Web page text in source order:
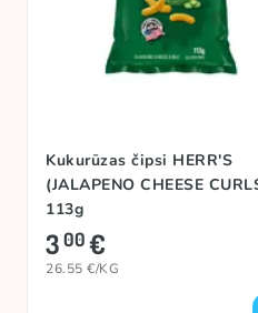
Kukurūzas čipsi HERR'S
(JALAPENO CHEESE
113g
300€
26.55 €/KG